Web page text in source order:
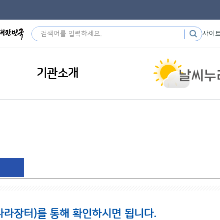
사이
기관소개
장터)를 통해 확인하시면 됩니다.